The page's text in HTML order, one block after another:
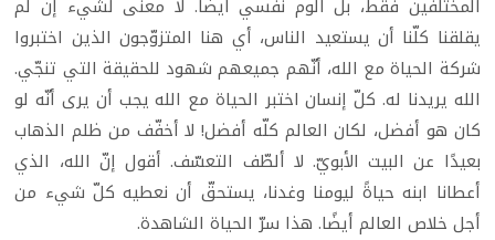
المختلفين فقط، بل ألوم نفسي أيضًا. لا معنى لشيء إن لم
يقلقنا كلّنا أن يستعيد الناس، أي هنا المتزوّجون الذين اختبروا
شركة الحياة مع الله، أنّهم جميعهم شهود للحقيقة التي تنجّي.
الله يريدنا له. كلّ إنسان اختبر الحياة مع الله يجب أن يرى أنّه لو
كان هو أفضل، لكان العالم كلّه أفضل! لا أخفّف من ظلم الذهاب
بعيدًا عن البيت الأبويّ. لا ألطّف التعسّف. أقول إنّ الله، الذي
أعطانا ابنه حياةً ليومنا وغدنا، يستحقّ أن نعطيه كلّ شيء من
أجل خلاص العالم أيضًا. هذا سرّ الحياة الشاهدة.